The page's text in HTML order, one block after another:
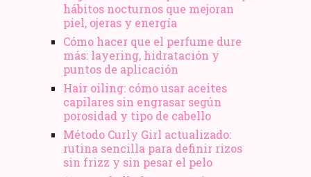
vida
hábitos nocturnos que mejoran
piel, ojeras y energía
Cómo hacer que el perfume dure
más: layering, hidratación y
puntos de aplicación
Hair oiling: cómo usar aceites
capilares sin engrasar según
porosidad y tipo de cabello
Método Curly Girl actualizado:
rutina sencilla para definir rizos
sin frizz y sin pesar el pelo